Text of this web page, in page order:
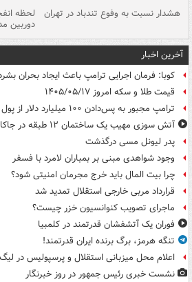
هشدار نسبت به وفوع تندباد در تهران
دوربین
آخرین اخبار
کوبا: فرمان اجرایی ترامپ باعث ایجاد بحران
قیمت طلا و سکه امروز ۱۴۰۵/۰۵/۱۷
ترامپ مجبور به پس‌دادن ۱۰۰ میلیارد دلار از پول تعرفه‌ها شد
آتش سوزی مهیب یک ساختمان ۱۲ طبقه در جاکارتا
پدر لیونل مسی درگذشت
وجود شواهدی مبنی بر بمباران لامرد با فسفر
چرا بیت المال باید خرج مجرمان امنیتی شود؟
قرارداد مربی خارجی استقلال تمدید شد
ماجرای تصویب کنوانسیون خزر چیست؟
فوران یک آتشفشان قدرتمند در کلمبیا
تنگه هرمز، برگ برنده ایران قدرتمند!
اعلام محل میزبانی استقلال و پرسپولیس در لیگ
نشست خبری رئیس جمهور در روز خبرنگار